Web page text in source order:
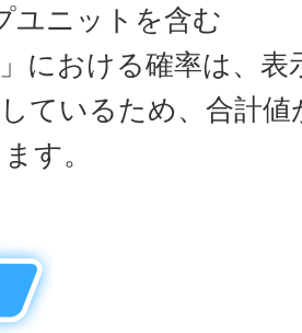
ユニットを含む
における確率は、表
ているため、合計値
す。